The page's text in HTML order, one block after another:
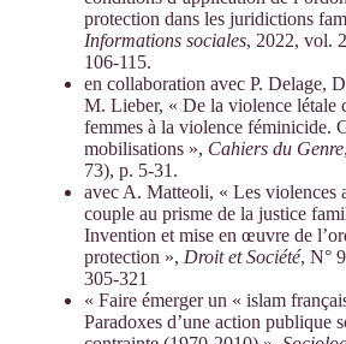
protection dans les juridictions
Informations sociales, 2022, vol.
106-115.
en collaboration avec P. Delage,
M. Lieber, « De la violence létale
femmes à la violence féminicide.
mobilisations », Cahiers du Genre
73), p. 5-31.
avec A. Matteoli, « Les violences
couple au prisme de la justice
Invention et mise en œuvre de
protection », Droit et Société, N°
305-321
« Faire émerger un « islam
Paradoxes d’une action publique